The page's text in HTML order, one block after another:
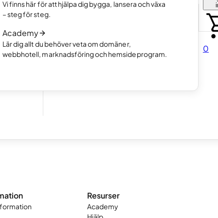
Vi finns här för att hjälpa dig bygga, lansera och växa
– steg för steg.
Academy
Lär dig allt du behöver veta om domäner,
webbhotell, marknadsföring och hemsideprogram.
0
Läs mer
är.
vilket gör att de laddar kvickare. Resultatet är en hemsida
Resurser
Academy